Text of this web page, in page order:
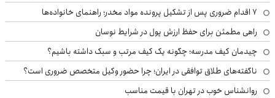
۷ اقدام ضروری پس از تشکیل پرونده مواد مخدر؛ راهنمای خانواده‌ها
راهی مطمئن برای حفظ ارزش پول در شرایط نوسان
چیدمان کیف مدرسه؛ چگونه یک کیف مرتب و سبک داشته باشیم؟
ناگفته‌های طلاق توافقی در ایران؛ چرا حضور وکیل متخصص ضروری است؟
روانشناس خوب در تهران با قیمت مناسب